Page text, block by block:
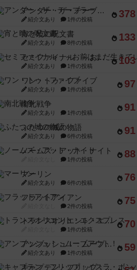
378
アンダー・ザ・テーブラー
紹介文あり 1件の投稿
133
宵と暁の呪文書
紹介文あり 8件の投稿
103
セミファイナル ～お前はまだ生きている～
紹介文あり 1件の投稿
97
ワン・トゥ・ファイブ
紹介文あり 1件の投稿
91
南北戦争
紹介文あり 1件の投稿
91
ふたつの城の物語
紹介文あり 6件の投稿
88
ノームズ・アット・ナイト
1件の投稿
76
マーリン
紹介文あり 6件の投稿
75
フラットアイアン
2件の投稿
70
トランスオリエント・エクスプレス
1件の投稿
59
アンブッシュ！：ムーブアウト！
紹介文あり 1件の投稿
キャプテン・フリップ：イスラ・ボンバ